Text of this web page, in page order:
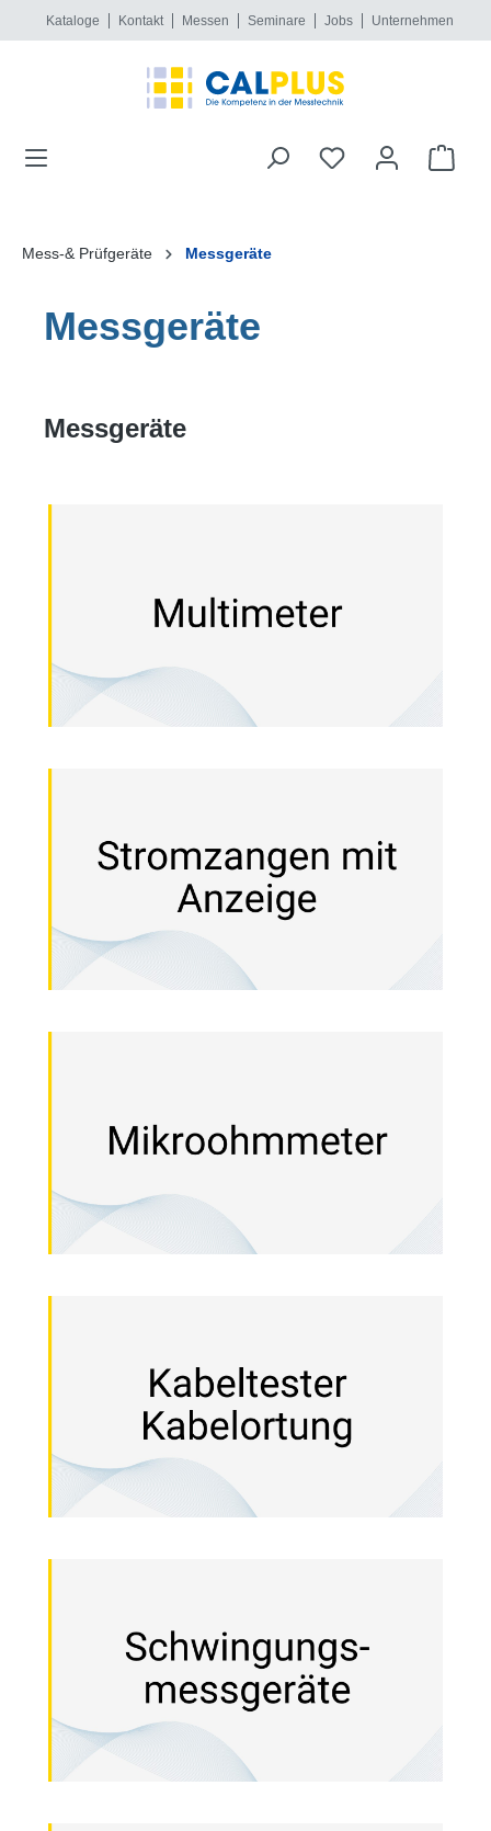
springen
Kataloge Kontakt Messen Seminare Jobs Unternehmen
Mess-& Prüfgeräte Messgeräte
Messgeräte
Messgeräte